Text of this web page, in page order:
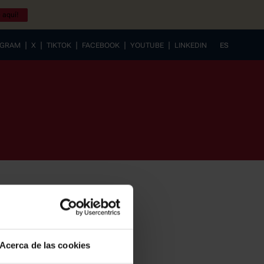
Acerca de las cookies
aquí!
| X | TIKTOK | FACEBOOK | YOUTUBE | LINKEDIN
ES